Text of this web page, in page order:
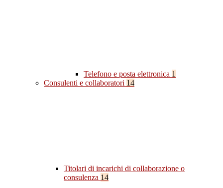
Telefono e posta elettronica 1
Consulenti e collaboratori 14
Titolari di incarichi di collaborazione o
consulenza 14